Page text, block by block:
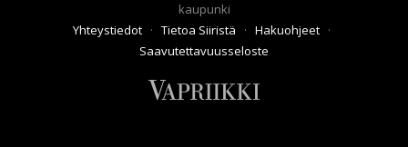
kaupunki
Yhteystiedot · Tietoa Siiristä · Hakuohjeet ·
Saavutettavuusseloste